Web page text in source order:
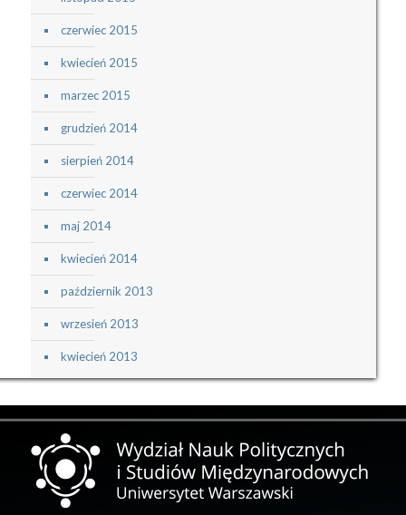
czerwiec 2015
kwiecień 2015
marzec 2015
grudzień 2014
sierpień 2014
czerwiec 2014
maj 2014
kwiecień 2014
październik 2013
wrzesień 2013
kwiecień 2013